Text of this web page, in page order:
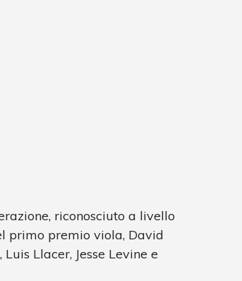
riconosciuto a livello
primo premio viola, David
Llacer, Jesse Levine e